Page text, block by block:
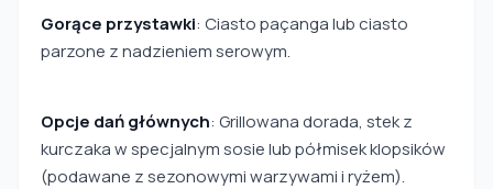
Gorące przystawki: Ciasto paçanga lub ciasto
parzone z nadzieniem serowym.
Opcje dań głównych: Grillowana dorada, stek z
kurczaka w specjalnym sosie lub półmisek klopsików
(podawane z sezonowymi warzywami i ryżem).